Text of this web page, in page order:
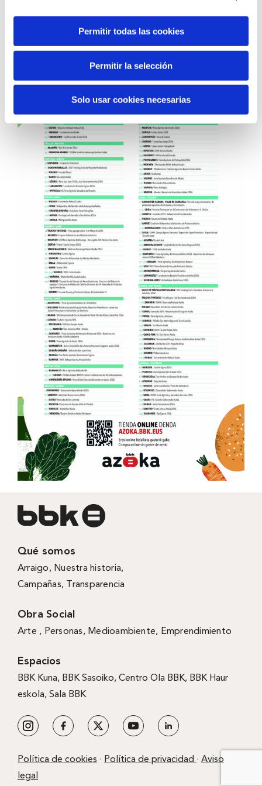
Permitir todas las cookies
Permitir la selección
Solo usar cookies necesarias
Qué somos
Arraigo, Nuestra historia,
Campañas, Transparencia
Obra Social
Arte , Personas, Medioambiente, Emprendimiento
Espacios
BBK Kuna, BBK Sasoiko, Centro Ola BBK, BBK Haur
eskola, Sala BBK
Política de cookies · Política de privacidad · Aviso
legal